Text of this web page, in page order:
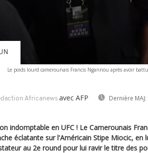
Le poids lourd camerounais Francis Ngannou après avoir
Africanews avec AFP Dernière MAJ:
indomptable en UFC ! Le Camerounais
éclatante sur l'Américain Stipe Miocic, en
au 2e round pour lui ravir le titre des